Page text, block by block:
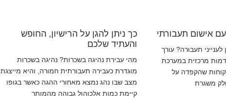
אישום תעבורתי
תעבורה? עורך
דמות מרכזית במערכת
שהקפדה על
משגרת
כך ניתן להגן על הרישיון, החופש
והעתיד שלכם
מהי עבירת נהיגה בשכרות? נהיגה בשכרות
מוגדרת כעבירה תעבורתית חמורה, והיא מייצגת
מצב שבו נהג נמצא מאחורי ההגה כאשר בגופו
קיימת כמות אלכוהול גבוהה מהמותר